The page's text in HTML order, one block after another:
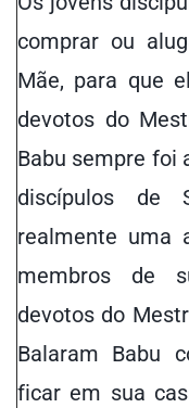
comprar ou
Mãe, para que
devotos do
Babu sempre foi
discípulos de
realmente uma
membros de
devotos do
Balaram Babu
ficar em sua